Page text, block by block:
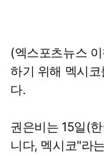
(엑스포츠뉴스
하기 위해 멕시
다.
권은비는 15일(
니다, 멕시코"라